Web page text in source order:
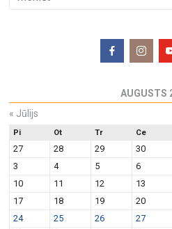
AUGUSTS
« Jūlijs
Pi Ot Tr Ce
27 28 29 30
3
4 5 6
10
11 12 13
17
18 19 20
24
25 26 27